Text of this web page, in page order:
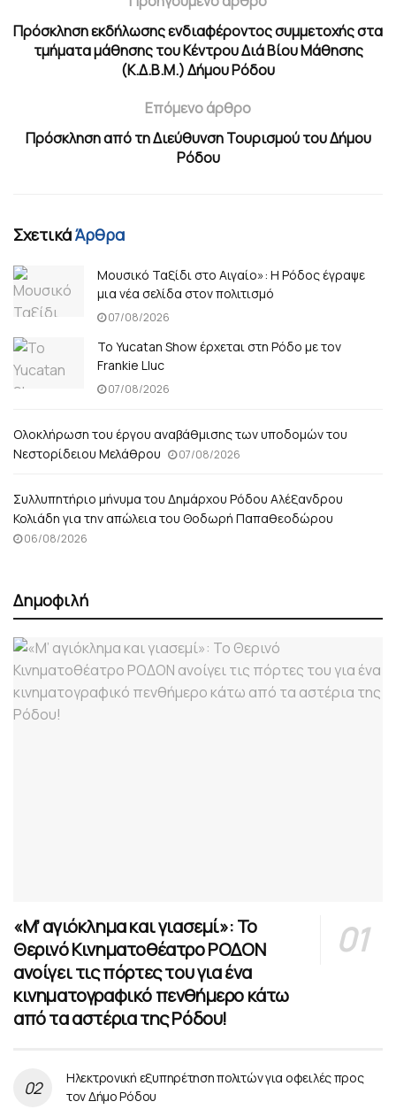
Πρόσκληση εκδήλωσης ενδιαφέροντος συμμετοχής στα
τμήματα μάθησης του Κέντρου Διά Βίου Μάθησης
(Κ.Δ.Β.Μ.) Δήμου Ρόδου
Επόμενο άρθρο
Πρόσκληση από τη Διεύθυνση Τουρισμού του Δήμου
Ρόδου
ΣχετικάΆρθρα
Μουσικό Ταξίδι στο Αιγαίο»: Η Ρόδος έγραψε
μια νέα σελίδα στον πολιτισμό
07/08/2026
Το Yucatan Show έρχεται στη Ρόδο με τον
Frankie Lluc
07/08/2026
Ολοκλήρωση του έργου αναβάθμισης των υποδομών του
Νεστορίδειου Μελάθρου
07/08/2026
Συλλυπητήριο μήνυμα του Δημάρχου Ρόδου Αλέξανδρου
Κολιάδη για την απώλεια του Θοδωρή Παπαθεοδώρου
06/08/2026
Δημοφιλή
«Μ’ αγιόκλημα και γιασεμί»: Το
Θερινό Κινηματοθέατρο ΡΟΔΟΝ
ανοίγει τις πόρτες του για ένα
κινηματογραφικό πενθήμερο κάτω
από τα αστέρια της Ρόδου!
Ηλεκτρονική εξυπηρέτηση πολιτών για οφειλές προς
τον Δήμο Ρόδου